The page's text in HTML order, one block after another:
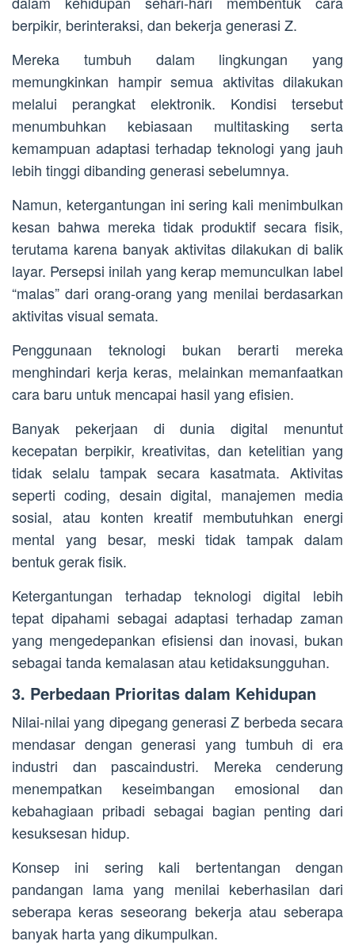
berpikir, berinteraksi, dan bekerja generasi Z.
Mereka tumbuh dalam lingkungan yang
memungkinkan hampir semua aktivitas dilakukan
melalui perangkat elektronik. Kondisi tersebut
menumbuhkan kebiasaan multitasking serta
kemampuan adaptasi terhadap teknologi yang jauh
lebih tinggi dibanding generasi sebelumnya.
Namun, ketergantungan ini sering kali menimbulkan
kesan bahwa mereka tidak produktif secara fisik,
terutama karena banyak aktivitas dilakukan di balik
layar. Persepsi inilah yang kerap memunculkan label
“malas” dari orang-orang yang menilai berdasarkan
aktivitas visual semata.
Penggunaan teknologi bukan berarti mereka
menghindari kerja keras, melainkan memanfaatkan
cara baru untuk mencapai hasil yang efisien.
Banyak pekerjaan di dunia digital menuntut
kecepatan berpikir, kreativitas, dan ketelitian yang
tidak selalu tampak secara kasatmata. Aktivitas
seperti coding, desain digital, manajemen media
sosial, atau konten kreatif membutuhkan energi
mental yang besar, meski tidak tampak dalam
bentuk gerak fisik.
Ketergantungan terhadap teknologi digital lebih
tepat dipahami sebagai adaptasi terhadap zaman
yang mengedepankan efisiensi dan inovasi, bukan
sebagai tanda kemalasan atau ketidaksungguhan.
3. Perbedaan Prioritas dalam Kehidupan
Nilai-nilai yang dipegang generasi Z berbeda secara
mendasar dengan generasi yang tumbuh di era
industri dan pascaindustri. Mereka cenderung
menempatkan keseimbangan emosional dan
kebahagiaan pribadi sebagai bagian penting dari
kesuksesan hidup.
Konsep ini sering kali bertentangan dengan
pandangan lama yang menilai keberhasilan dari
seberapa keras seseorang bekerja atau seberapa
banyak harta yang dikumpulkan.